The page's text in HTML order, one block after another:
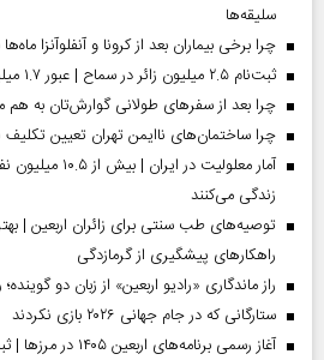
سلیقه‌ها
چرا برخی بیماران بعد از کرونا و آنفلوآنزا
ثبت‌نام ۲.۵ میلیون زائر در سماح | عبور ۱.۷ میلیون نفر از مرز‌های اربعین
چرا بعد از سفرهای طولانی گوارش‌تان به هم
چرا ساختمان‌های ناایمن تهران تعیین
آمار معلولیت در
زندگی می‌کنند
توصیه‌های طب سنتی برای زائران اربعین |
راهکارهای پیشگیری از گرمازدگی
راز ماندگاری «رادیو اربعین» از زبان دو
ستارگانی که در جام جهانی ۲۰۲۶ بازی نکردند